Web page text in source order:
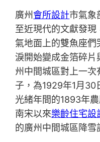
廣州會所設計市氣象
至近現代的文獻發
氣地面上的雙魚座
淚開始變成金箔碎
州中間城區對上一次
子，為1929年1月30
光緒年間的1893年
南宋以來樂齡住宅設
的廣州中間城區降雪